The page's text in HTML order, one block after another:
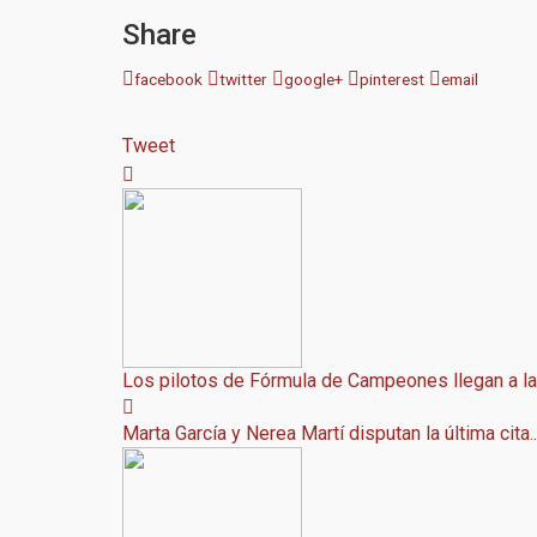
Share
facebook twitter google+ pinterest email
Tweet
Los pilotos de Fórmula de Campeones llegan a la
Marta García y Nerea Martí disputan la última